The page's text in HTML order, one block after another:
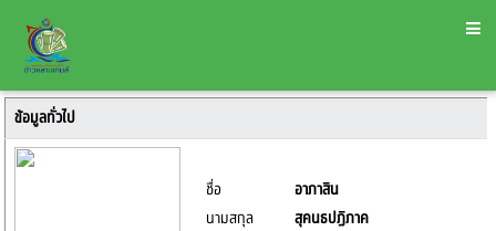
ข้อมูลทั่วไป
ชื่อ
อาภาสิน
นามสกุล
สุคนธปฏิภาค